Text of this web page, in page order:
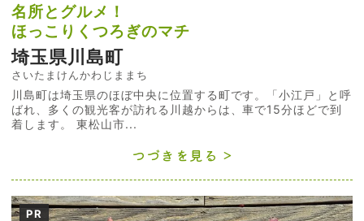
名所とグルメ！
ほっこりくつろぎのマチ
埼玉県川島町
さいたまけんかわじままち
川島町は埼玉県のほぼ中央に位置する町です。「小江戸」と呼
ばれ、多くの観光客が訪れる川越からは、車で15分ほどで到
着します。 東松山市...
つづきを見る
PR